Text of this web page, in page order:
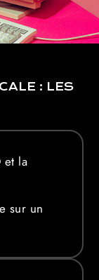
: LES
et la
sur un